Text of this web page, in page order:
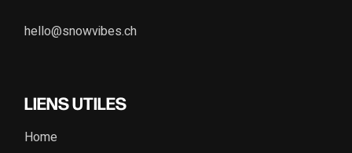
hello@snowvibes.ch
LIENS UTILES
Home